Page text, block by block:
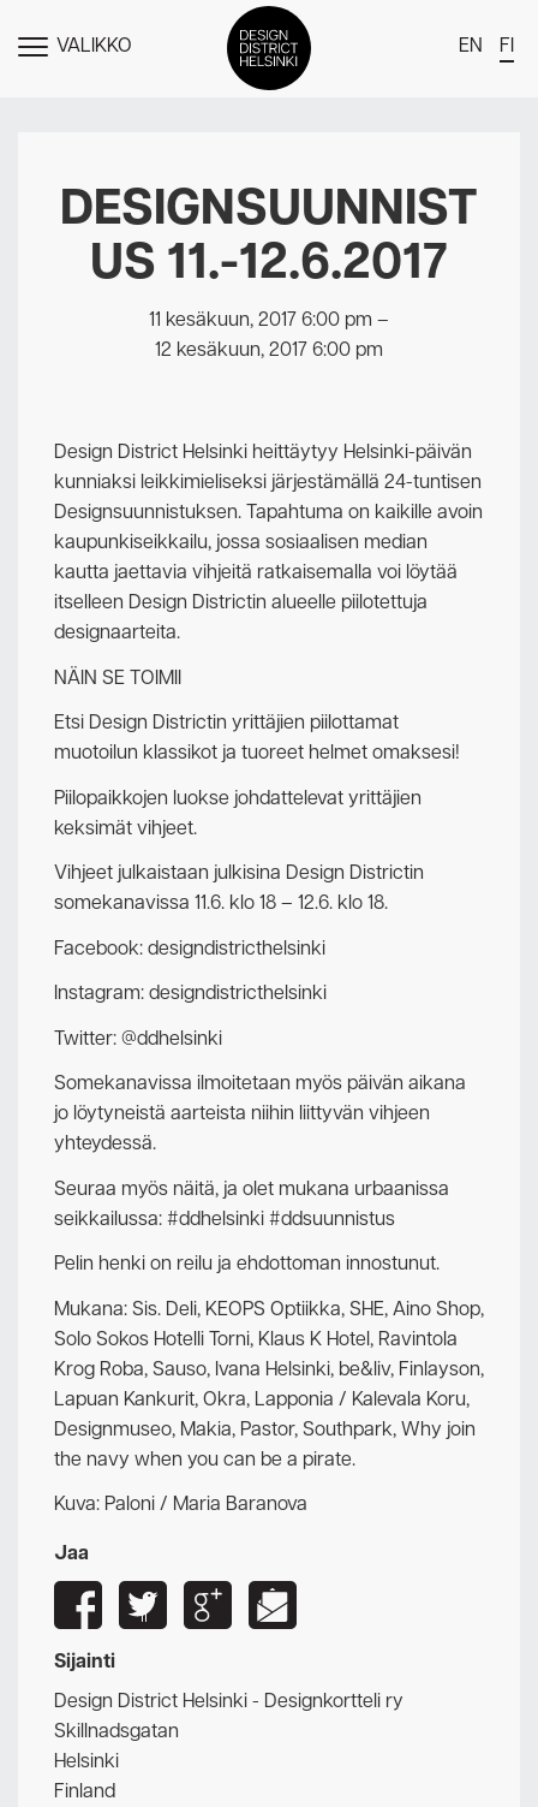
NÄYTÄVALIKKO EN FI
Jäsenet
Tapahtumat
Uutiset
Medialle
Meistä
Ota yhteyttä
DESIGNSUUNNIST
US 11.-12.6.2017
11 kesäkuun, 2017 6:00 pm –
12 kesäkuun, 2017 6:00 pm
Design District Helsinki heittäytyy Helsinki-päivän
kunniaksi leikkimieliseksi järjestämällä 24-tuntisen
Designsuunnistuksen. Tapahtuma on kaikille avoin
kaupunkiseikkailu, jossa sosiaalisen median
kautta jaettavia vihjeitä ratkaisemalla voi löytää
itselleen Design Districtin alueelle piilotettuja
designaarteita.
NÄIN SE TOIMII
Etsi Design Districtin yrittäjien piilottamat
muotoilun klassikot ja tuoreet helmet omaksesi!
Piilopaikkojen luokse johdattelevat yrittäjien
keksimät vihjeet.
Vihjeet julkaistaan julkisina Design Districtin
somekanavissa 11.6. klo 18 – 12.6. klo 18.
Facebook: designdistricthelsinki
Instagram: designdistricthelsinki
Twitter: @ddhelsinki
Somekanavissa ilmoitetaan myös päivän aikana
jo löytyneistä aarteista niihin liittyvän vihjeen
yhteydessä.
Seuraa myös näitä, ja olet mukana urbaanissa
seikkailussa: #ddhelsinki #ddsuunnistus
Pelin henki on reilu ja ehdottoman innostunut.
Mukana: Sis. Deli, KEOPS Optiikka, SHE, Aino Shop,
Solo Sokos Hotelli Torni, Klaus K Hotel, Ravintola
Krog Roba, Sauso, Ivana Helsinki, be&liv, Finlayson,
Lapuan Kankurit, Okra, Lapponia / Kalevala Koru,
Designmuseo, Makia, Pastor, Southpark, Why join
the navy when you can be a pirate.
Kuva: Paloni / Maria Baranova
Jaa
Sijainti
Design District Helsinki - Designkortteli ry
Skillnadsgatan
Helsinki
Finland